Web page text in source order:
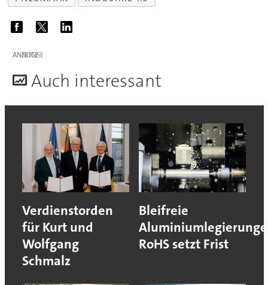
ANZEIGE
Auch interessant
Verdienstorden
für Kurt und
Wolfgang
Schmalz
Bleifreie
RoHS setzt Frist